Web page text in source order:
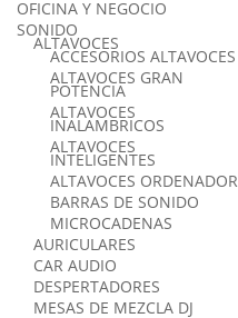
OFICINA Y NEGOCIO
SONIDO
ALTAVOCES
ACCESORIOS ALTAVOCES
ALTAVOCES GRAN
POTENCIA
ALTAVOCES
INALAMBRICOS
ALTAVOCES
INTELIGENTES
ALTAVOCES ORDENADOR
BARRAS DE SONIDO
MICROCADENAS
AURICULARES
CAR AUDIO
DESPERTADORES
MESAS DE MEZCLA DJ